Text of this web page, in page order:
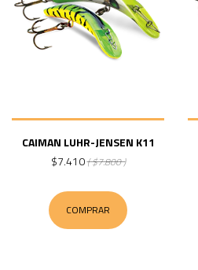
CAIMAN LUHR-JENSEN K11
$7.410( $7.800 )
COMPRAR